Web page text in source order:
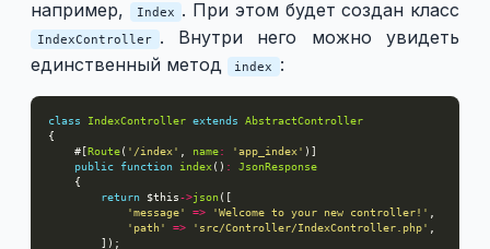
например,
Index . При этом будет создан класс
IndexController . Внутри него можно увидеть
единственный метод
index :
class IndexController extends
AbstractController
    #[
Route( '/index' name: 'app_index'
public
function index () :
JsonResponse
return $this->json
'message'
=> 'Welcome to your new controller!'
'path'
=> 'src/Controller/IndexController.php'